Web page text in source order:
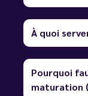
À quoi
Pourquoi
maturation